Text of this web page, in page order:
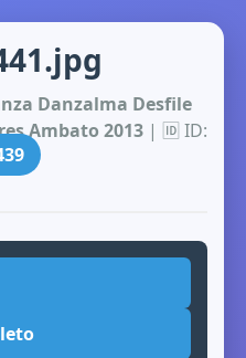
Danzalma Desfile
Ambato 2013| 🆔 ID: